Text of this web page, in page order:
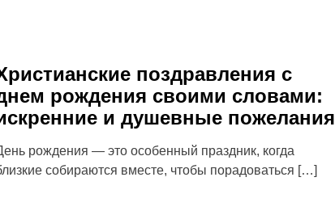
поздравления с
рождения своими словами:
и душевные пожелания
рождения — это особенный праздник, когда
собираются вместе, чтобы порадоваться […]